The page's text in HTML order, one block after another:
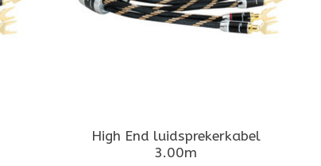
High End luidsprekerkabel
3.00m